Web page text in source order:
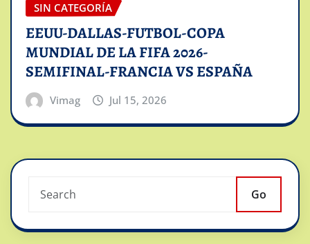
SIN CATEGORÍA
EEUU-DALLAS-FUTBOL-COPA
MUNDIAL DE LA FIFA 2026-
SEMIFINAL-FRANCIA VS ESPAÑA
Vimag Jul 15, 2026
Go